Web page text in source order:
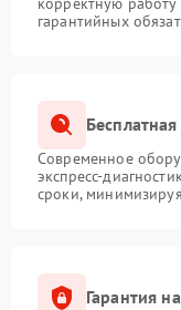
гарантийных
Современное
экспресс-
сроки,
Гарантия